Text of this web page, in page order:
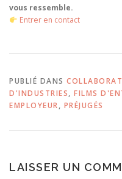
vous ressemble.
Entrer en contact
PUBLIÉ DANS
D'INDUSTRIES, FILMS
EMPLOYEUR, PRÉJUGÉS
LAISSER UN